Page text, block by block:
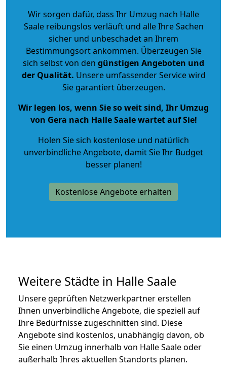
Wir sorgen dafür, dass Ihr Umzug nach Halle
Saale reibungslos verläuft und alle Ihre Sachen
sicher und unbeschadet an Ihrem
Bestimmungsort ankommen. Überzeugen Sie
sich selbst von den günstigen Angeboten und
der Qualität. Unsere umfassender Service wird
Sie garantiert überzeugen.
Wir legen los, wenn Sie so weit sind, Ihr Umzug
von Gera nach Halle Saale wartet auf Sie!
Holen Sie sich kostenlose und natürlich
unverbindliche Angebote, damit Sie Ihr Budget
besser planen!
Kostenlose Angebote erhalten
Weitere Städte in Halle Saale
Unsere geprüften Netzwerkpartner erstellen
Ihnen unverbindliche Angebote, die speziell auf
Ihre Bedürfnisse zugeschnitten sind. Diese
Angebote sind kostenlos, unabhängig davon, ob
Sie einen Umzug innerhalb von Halle Saale oder
außerhalb Ihres aktuellen Standorts planen.